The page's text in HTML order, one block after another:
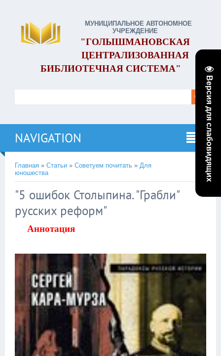
Версия для слабовидящих
МУНИЦИПАЛЬНОЕ АВТОНОМНОЕ
УЧРЕЖДЕНИЕ
"ГОЛЫШМАНОВСКАЯ
ЦЕНТРАЛИЗОВАННАЯ
БИБЛИОТЕЧНАЯ СИСТЕМА"
NAVIGATION
Главная » Статьи » Советуем почитать » Для
юношества
"5 ошибок Столыпина. "Грабли"
русских реформ"
Аннотация